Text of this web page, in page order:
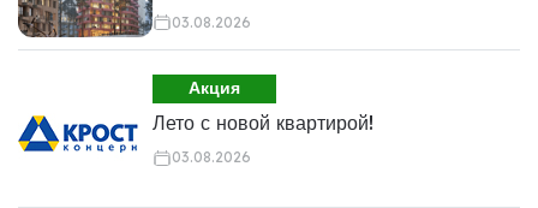
03.08.2026
Акция
Лето с новой квартирой!
03.08.2026